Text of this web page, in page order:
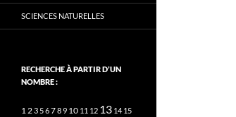
SCIENCES NATURELLES
RECHERCHE À PARTIR D’UN
NOMBRE :
1 23 56789 10 11 12 13 14 15